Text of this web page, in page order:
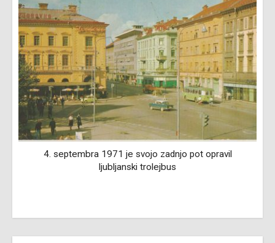
4. septembra 1971 je svojo zadnjo pot opravil
ljubljanski trolejbus